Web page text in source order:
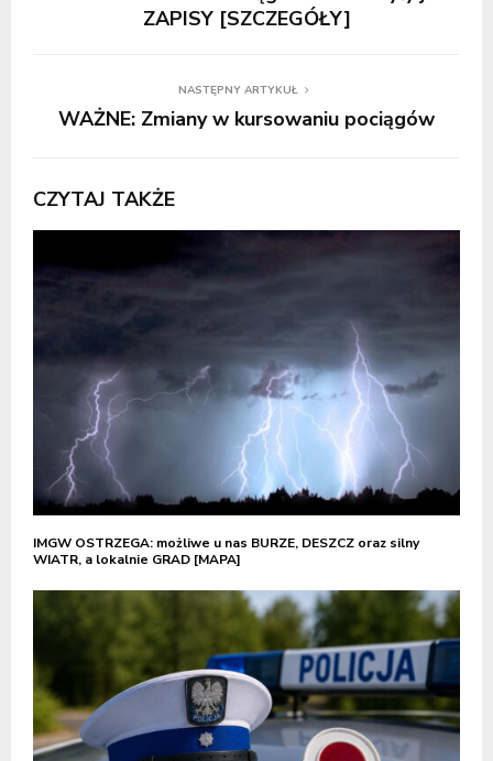
ZAPISY [SZCZEGÓŁY]
NASTĘPNY ARTYKUŁ
WAŻNE: Zmiany w kursowaniu pociągów
CZYTAJ TAKŻE
IMGW OSTRZEGA: możliwe u nas BURZE, DESZCZ oraz silny
WIATR, a lokalnie GRAD [MAPA]